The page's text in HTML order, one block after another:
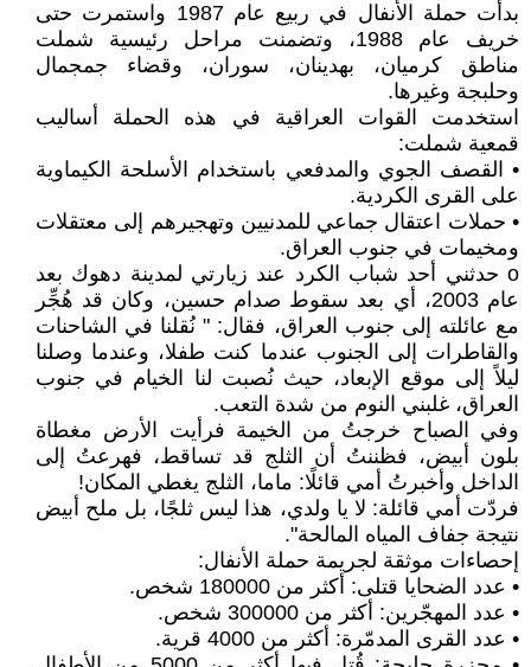
بدأت حملة الأنفال في ربيع عام 1987 واستمرت حتى
خريف عام 1988، وتضمنت مراحل رئيسية شملت
مناطق كرميان، بهدينان، سوران، وقضاء جمجمال
وحلبجة وغيرها.
استخدمت القوات العراقية في هذه الحملة أساليب
قمعية شملت:
• القصف الجوي والمدفعي باستخدام الأسلحة الكيماوية
على القرى الكردية.
• حملات اعتقال جماعي للمدنيين وتهجيرهم إلى معتقلات
ومخيمات في جنوب العراق.
o حدثني أحد شباب الكرد عند زيارتي لمدينة دهوك بعد
عام 2003، أي بعد سقوط صدام حسين، وكان قد هُجِّر
مع عائلته إلى جنوب العراق، فقال: " نُقلنا في الشاحنات
والقاطرات إلى الجنوب عندما كنت طفلا، وعندما وصلنا
ليلاً إلى موقع الإبعاد، حيث نُصبت لنا الخيام في جنوب
العراق، غلبني النوم من شدة التعب.
وفي الصباح خرجتُ من الخيمة فرأيت الأرض مغطاة
بلون أبيض، فظننتُ أن الثلج قد تساقط، فهرعتُ إلى
الداخل وأخبرتُ أمي قائلًا: ماما، الثلج يغطي المكان!
فردّت أمي قائلة: لا يا ولدي، هذا ليس ثلجًا، بل ملح أبيض
نتيجة جفاف المياه المالحة".
إحصاءات موثقة لجريمة حملة الأنفال:
• عدد الضحايا قتلى: أكثر من 180000 شخص.
• عدد المهجّرين: أكثر من 300000 شخص.
• عدد القرى المدمّرة: أكثر من 4000 قرية.